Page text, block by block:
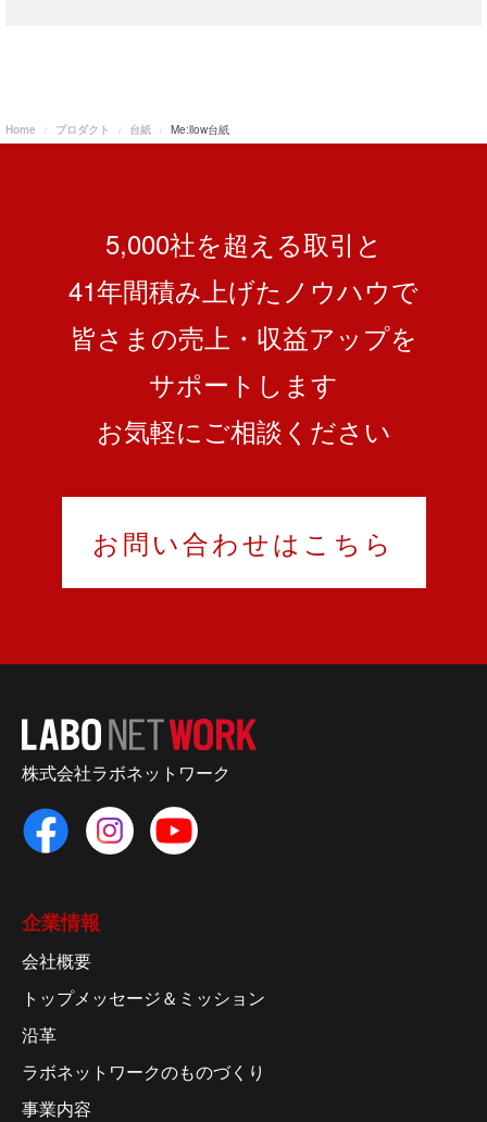
Home プロダクト 台紙 Me:llow台紙
5,000社を超える取引と
41年間積み上げたノウハウで
皆さまの売上・収益アップを
サポートします
お気軽にご相談ください
お問い合わせはこちら
株式会社ラボネットワーク
企業情報
会社概要
トップメッセージ＆ミッション
沿革
ラボネットワークのものづくり
事業内容